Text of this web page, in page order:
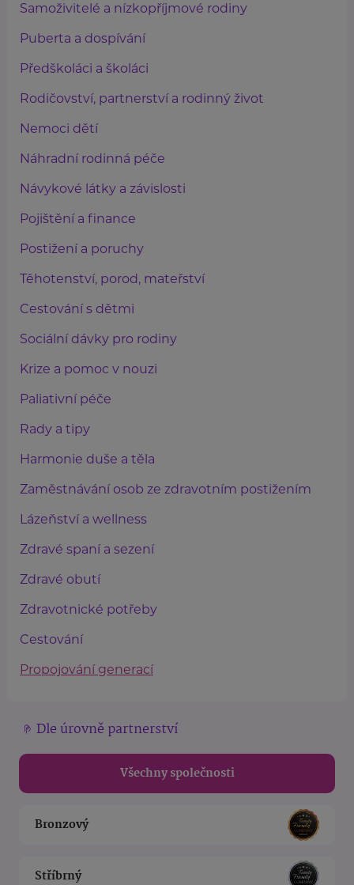
Samoživitelé a nízkopříjmové rodiny
Puberta a dospívání
Předškoláci a školáci
Rodičovství, partnerství a rodinný život
Nemoci dětí
Náhradní rodinná péče
Návykové látky a závislosti
Pojištění a finance
Postižení a poruchy
Těhotenství, porod, mateřství
Cestování s dětmi
Sociální dávky pro rodiny
Krize a pomoc v nouzi
Paliativní péče
Rady a tipy
Harmonie duše a těla
Zaměstnávání osob ze zdravotním postižením
Lázeňství a wellness
Zdravé spaní a sezení
Zdravé obutí
Zdravotnické potřeby
Cestování
Propojování generací
Dle úrovně partnerství
Všechny společnosti
Bronzový
Stříbrný